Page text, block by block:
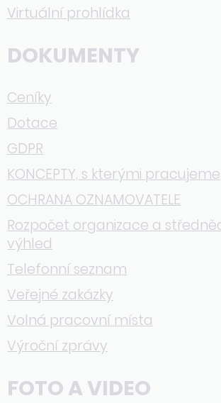
Virtuální prohlídka
DOKUMENTY
Ceníky
Dotace
GDPR
KONCEPTY, s kterými pracujeme
OCHRANA OZNAMOVATELE
Rozpočet organizace a
výhled
Telefonní seznam
Veřejné zakázky
Volná pracovní místa
Výroční zprávy
FOTO A VIDEO